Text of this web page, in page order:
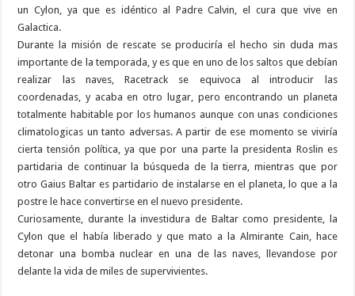
un Cylon, ya que es idéntico al Padre Calvin, el cura que vive en
Galactica.
Durante la misión de rescate se produciría el hecho sin duda mas
importante de la temporada, y es que en uno de los saltos que debían
realizar las naves, Racetrack se equivoca al introducir las
coordenadas, y acaba en otro lugar, pero encontrando un planeta
totalmente habitable por los humanos aunque con unas condiciones
climatologicas un tanto adversas. A partir de ese momento se viviría
cierta tensión política, ya que por una parte la presidenta Roslin es
partidaria de continuar la búsqueda de la tierra, mientras que por
otro Gaius Baltar es partidario de instalarse en el planeta, lo que a la
postre le hace convertirse en el nuevo presidente.
Curiosamente, durante la investidura de Baltar como presidente, la
Cylon que el había liberado y que mato a la Almirante Cain, hace
detonar una bomba nuclear en una de las naves, llevandose por
delante la vida de miles de supervivientes.